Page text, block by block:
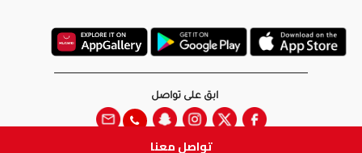
تواصل معنا
ابق على تواصل